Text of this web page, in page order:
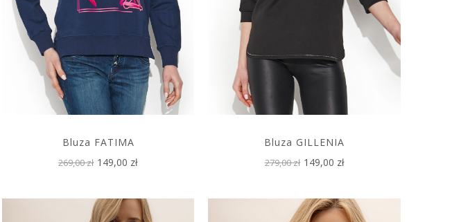
Bluza FATIMA
269,00 zł 149,00 zł
Bluza GILLENIA
279,00 zł 149,00 zł